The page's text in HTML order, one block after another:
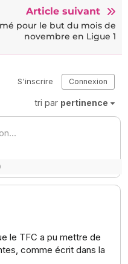
Article suivant
pour le but du mois de
novembre en Ligue 1